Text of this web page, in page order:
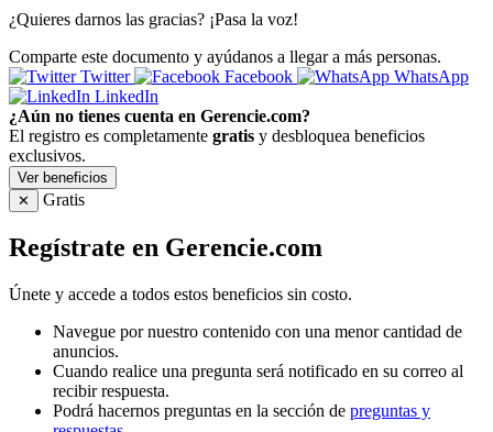
¿Quieres darnos las gracias? ¡Pasa la voz!
Comparte este documento y ayúdanos a llegar a más personas.
Twitter
Facebook
WhatsApp
LinkedIn
¿Aún no tienes cuenta en Gerencie.com?
El registro es completamente gratis y desbloquea beneficios
exclusivos.
Ver beneficios
✕
Gratis
Regístrate en Gerencie.com
Únete y accede a todos estos beneficios sin costo.
Navegue por nuestro contenido con una menor cantidad de
anuncios.
Cuando realice una pregunta será notificado en su correo al
recibir respuesta.
Podrá hacernos preguntas en la sección de preguntas y